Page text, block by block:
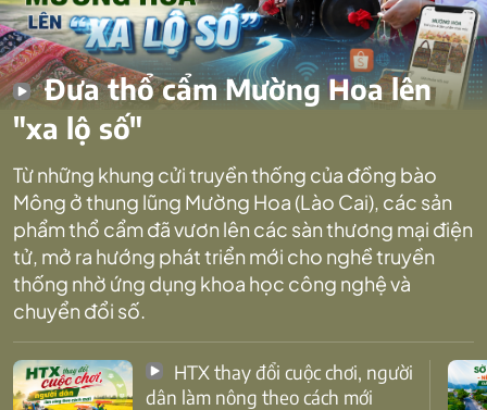
Đưa thổ cẩm Mường Hoa lên
"xa lộ số"
Từ những khung cửi truyền thống của đồng bào
Mông ở thung lũng Mường Hoa (Lào Cai), các sản
phẩm thổ cẩm đã vươn lên các sàn thương mại điện
tử, mở ra hướng phát triển mới cho nghề truyền
thống nhờ ứng dụng khoa học công nghệ và
chuyển đổi số.
dân làm nông theo cách mới